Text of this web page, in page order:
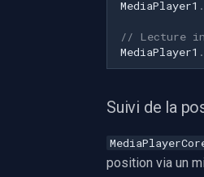
MediaPlayer1 .
// Lecture
MediaPlayer1 .
Suivi de la
position via un